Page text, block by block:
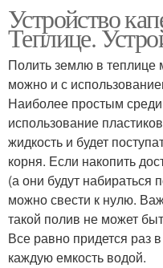
Устройство
Теплице.
Полить землю в теплице
можно и с
Наиболее простым
использование
жидкость и будет
корня. Если накопить
(а они будут набираться
можно свести к нулю.
такой полив не может
Все равно придется раз
каждую емкость водой.